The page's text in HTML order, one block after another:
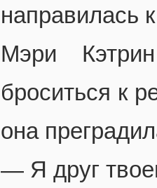
направилась
Мэри
броситься к
она
— Я друг